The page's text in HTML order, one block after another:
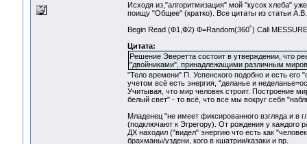
Исходя из,"алгоритмизация" мой "кусок хлеба"
поищу "Общее" (кратко). Все цитаты из статьи
Begin Read (Ф1,Ф2) Ф=Random(360˚) Call
Цитата:
Решение Эверетта состоит в утверждении, что
"двойниками", принадлежащими различным
"Тело времени" П. Успенского подобно и есть
учетом всё есть энергия, "деланье и
Учитывая, что мир человек строит. Построение
белый свет" - то всё, что все мы вокруг себя
Младенец "не имеет фиксированного взгляда и в
(подключают к Эгрегору). От рождения у каждого
ДХ находил ("видел" энергию что есть как
брахманы/уздени, кого в кшатрии/казаки и пр.